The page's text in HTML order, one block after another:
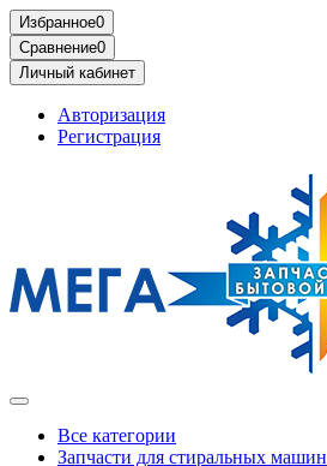
Избранное0
Сравнение0
Личный кабинет
Авторизация
Регистрация
Все категории
Запчасти для стиральных машин